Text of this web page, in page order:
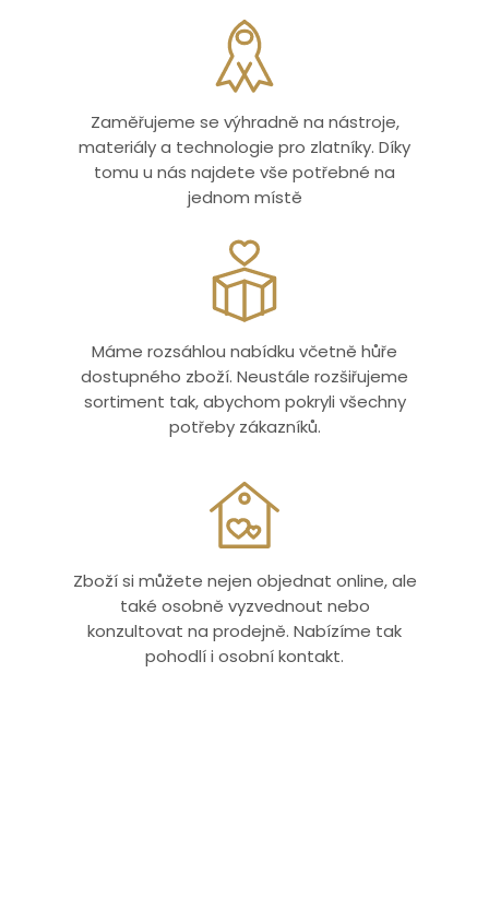
Zaměřujeme se výhradně na nástroje,
materiály a technologie pro zlatníky. Díky
tomu u nás najdete vše potřebné na
jednom místě
Máme rozsáhlou nabídku včetně hůře
dostupného zboží. Neustále rozšiřujeme
sortiment tak, abychom pokryli všechny
potřeby zákazníků.
Zboží si můžete nejen objednat online, ale
také osobně vyzvednout nebo
konzultovat na prodejně. Nabízíme tak
pohodlí i osobní kontakt.